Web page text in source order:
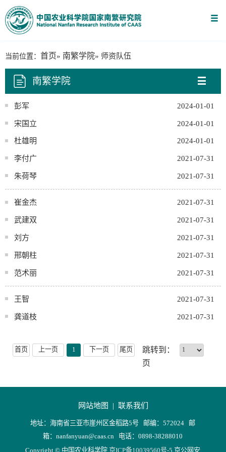
当前位置： 首页» 南繁学院» 师资队伍
南繁学院
彭军 2024-01-01
宋国立 2024-01-01
杜雄明 2024-01-01
李付广 2021-07-31
朱荷琴 2021-07-31
崔金杰 2021-07-31
武建双 2021-07-31
刘方 2021-07-31
邢朝柱 2021-07-31
范术丽 2021-07-31
王智 2021-07-31
龚道枝 2021-07-31
首页 上一页 1 下一页 尾页
跳转到：
页
网站地图 | 联系我们
地址：海南省三亚市崖州区金稻路5号 邮编：572024 邮
箱：nanfanyuan@caas.cn 电话：0898-38288010
Copyright © 中国农业科学院京ICP备10039560号-5 京公网安